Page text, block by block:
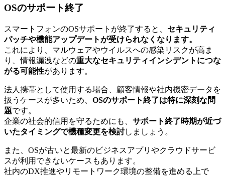
OSのサポート終了
スマートフォンのOSサポートが終了すると、 セキュリティ
パッチや機能アップデートが受けられなくなります。
これにより、マルウェアやウイルスへの感染リスクが高ま
り、情報漏洩などの重大なセキュリティインシデントにつな
がる可能性があります。
法人携帯として使用する場合、顧客情報や社内機密データを
扱うケースが多いため、 OSのサポート終了は特に深刻な問
題です。
企業の社会的信用を守るためにも、 サポート終了時期が近づ
いたタイミングで機種変更を検討しましょう。
また、OSが古いと最新のビジネスアプリやクラウドサービ
スが利用できないケースもあります。
社内のDX推進やリモートワーク環境の整備を進める上で